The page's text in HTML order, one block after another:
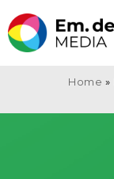
naar
inhoud
Home »